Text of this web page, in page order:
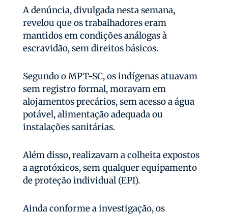
A denúncia, divulgada nesta semana,
revelou que os trabalhadores eram
mantidos em condições análogas à
escravidão, sem direitos básicos.
Segundo o MPT-SC, os indígenas atuavam
sem registro formal, moravam em
alojamentos precários, sem acesso a água
potável, alimentação adequada ou
instalações sanitárias.
Além disso, realizavam a colheita expostos
a agrotóxicos, sem qualquer equipamento
de proteção individual (EPI).
Ainda conforme a investigação, os